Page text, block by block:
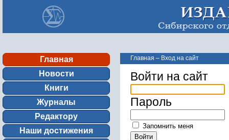
Главная
Новости
Книги
Журналы
Редактору
Наши достижения
Главная – Вход на сайт
Войти на сайт
Пароль
Запомнить меня